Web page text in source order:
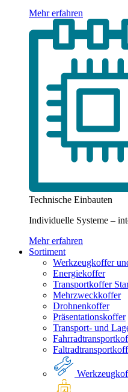
Mehr erfahren
Technische Einbauten
Individuelle Systeme –
Mehr erfahren
Sortiment
Werkzeugkoffer
Energiekoffer
Transportkoffer
Mehrzweckkoffer
Drohnenkoffer
Präsentationskoffer
Transport- und